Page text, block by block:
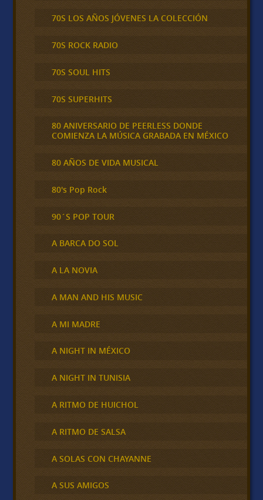
70S LOS AÑOS JÓVENES LA COLECCIÓN
70S ROCK RADIO
70S SOUL HITS
70S SUPERHITS
80 ANIVERSARIO DE PEERLESS DONDE
COMIENZA LA MÚSICA GRABADA EN MÉXICO
80 AÑOS DE VIDA MUSICAL
80's Pop Rock
90´S POP TOUR
A BARCA DO SOL
A LA NOVIA
A MAN AND HIS MUSIC
A MI MADRE
A NIGHT IN MÉXICO
A NIGHT IN TUNISIA
A RITMO DE HUICHOL
A RITMO DE SALSA
A SOLAS CON CHAYANNE
A SUS AMIGOS